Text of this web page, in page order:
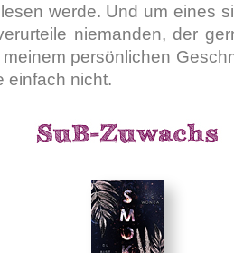
werde. Und um eines
niemanden, der
persönlichen
einfach nicht.